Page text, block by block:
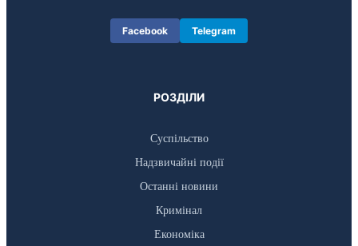
Facebook Telegram
РОЗДІЛИ
Суспільство
Надзвичайні події
Останні новини
Кримінал
Економіка